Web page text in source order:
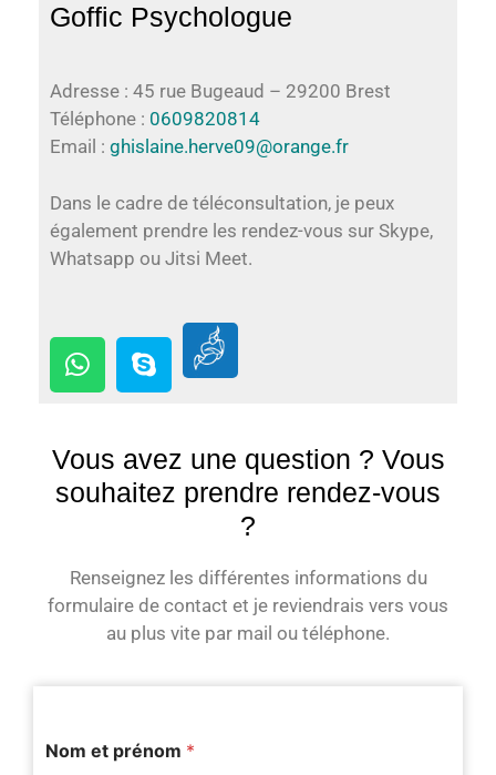
Goffic Psychologue
Adresse : 45 rue Bugeaud – 29200 Brest
Téléphone : 0609820814
Email : ghislaine.herve09@orange.fr
Dans le cadre de téléconsultation, je peux
également prendre les rendez-vous sur Skype,
Whatsapp ou Jitsi Meet.
Vous avez une question ? Vous
souhaitez prendre rendez-vous
?
Renseignez les différentes informations du
formulaire de contact et je reviendrais vers vous
au plus vite par mail ou téléphone.
Nom et prénom *